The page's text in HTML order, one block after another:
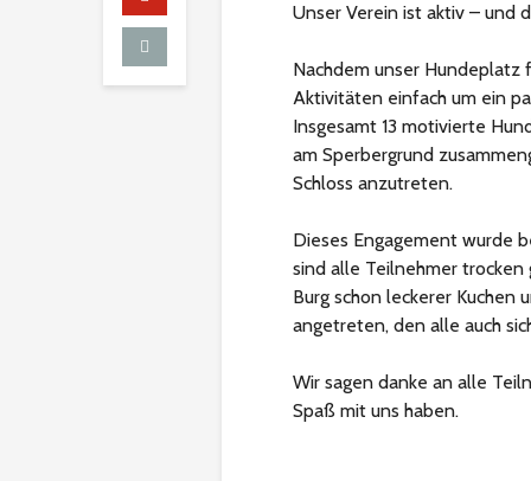
Unser Verein ist aktiv – und
Nachdem unser Hundeplatz
Aktivitäten einfach um ein
Insgesamt 13 motivierte
am Sperbergrund
Schloss anzutreten.
Dieses Engagement wurde
sind alle Teilnehmer
Burg schon leckerer Kuchen
angetreten, den alle auch
Wir sagen danke an alle
Spaß mit uns haben.